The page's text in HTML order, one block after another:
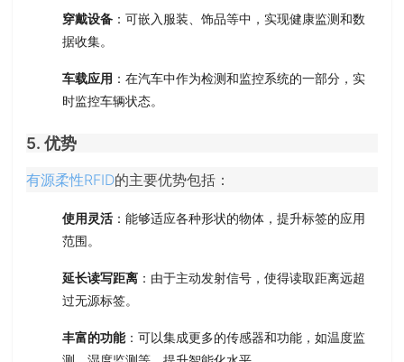
穿戴设备 ：可嵌入服装、饰品等中，实现健康监测和数
据收集。
车载应用 ：在汽车中作为检测和监控系统的一部分，实
时监控车辆状态。
5. 优势
有源柔性RFID的主要优势包括：
使用灵活 ：能够适应各种形状的物体，提升标签的应用
范围。
延长读写距离 ：由于主动发射信号，使得读取距离远超
过无源标签。
丰富的功能：可以集成更多的传感器和功能，如温度监